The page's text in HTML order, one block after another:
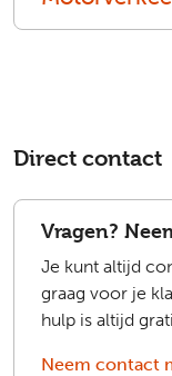
Direct contact
Vragen?
Je kunt altijd
graag voor je
hulp is altijd
Neem contact